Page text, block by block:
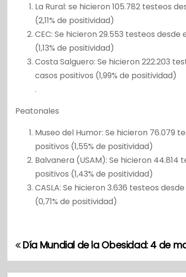
La Rural: se hicieron 105.782 testeos
(2,11% de positividad)
CEC: Se hicieron 29.553 testeos
(1,13% de positividad)
Costa Salguero: Se hicieron 222.203
casos positivos (1,99% de positividad)
.
Peatonales
Museo del Humor: Se hicieron 76.079
positivos (1,55% de positividad)
Balvanera (USAM): Se hicieron
positivos (1,43% de positividad)
CASLA: Se hicieron 3.636 testeos
(0,71% de positividad)
N
a
Día Mundial de la Obesidad: 4 de